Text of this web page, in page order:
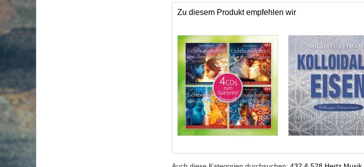
Zu diesem Produkt empfehlen wir